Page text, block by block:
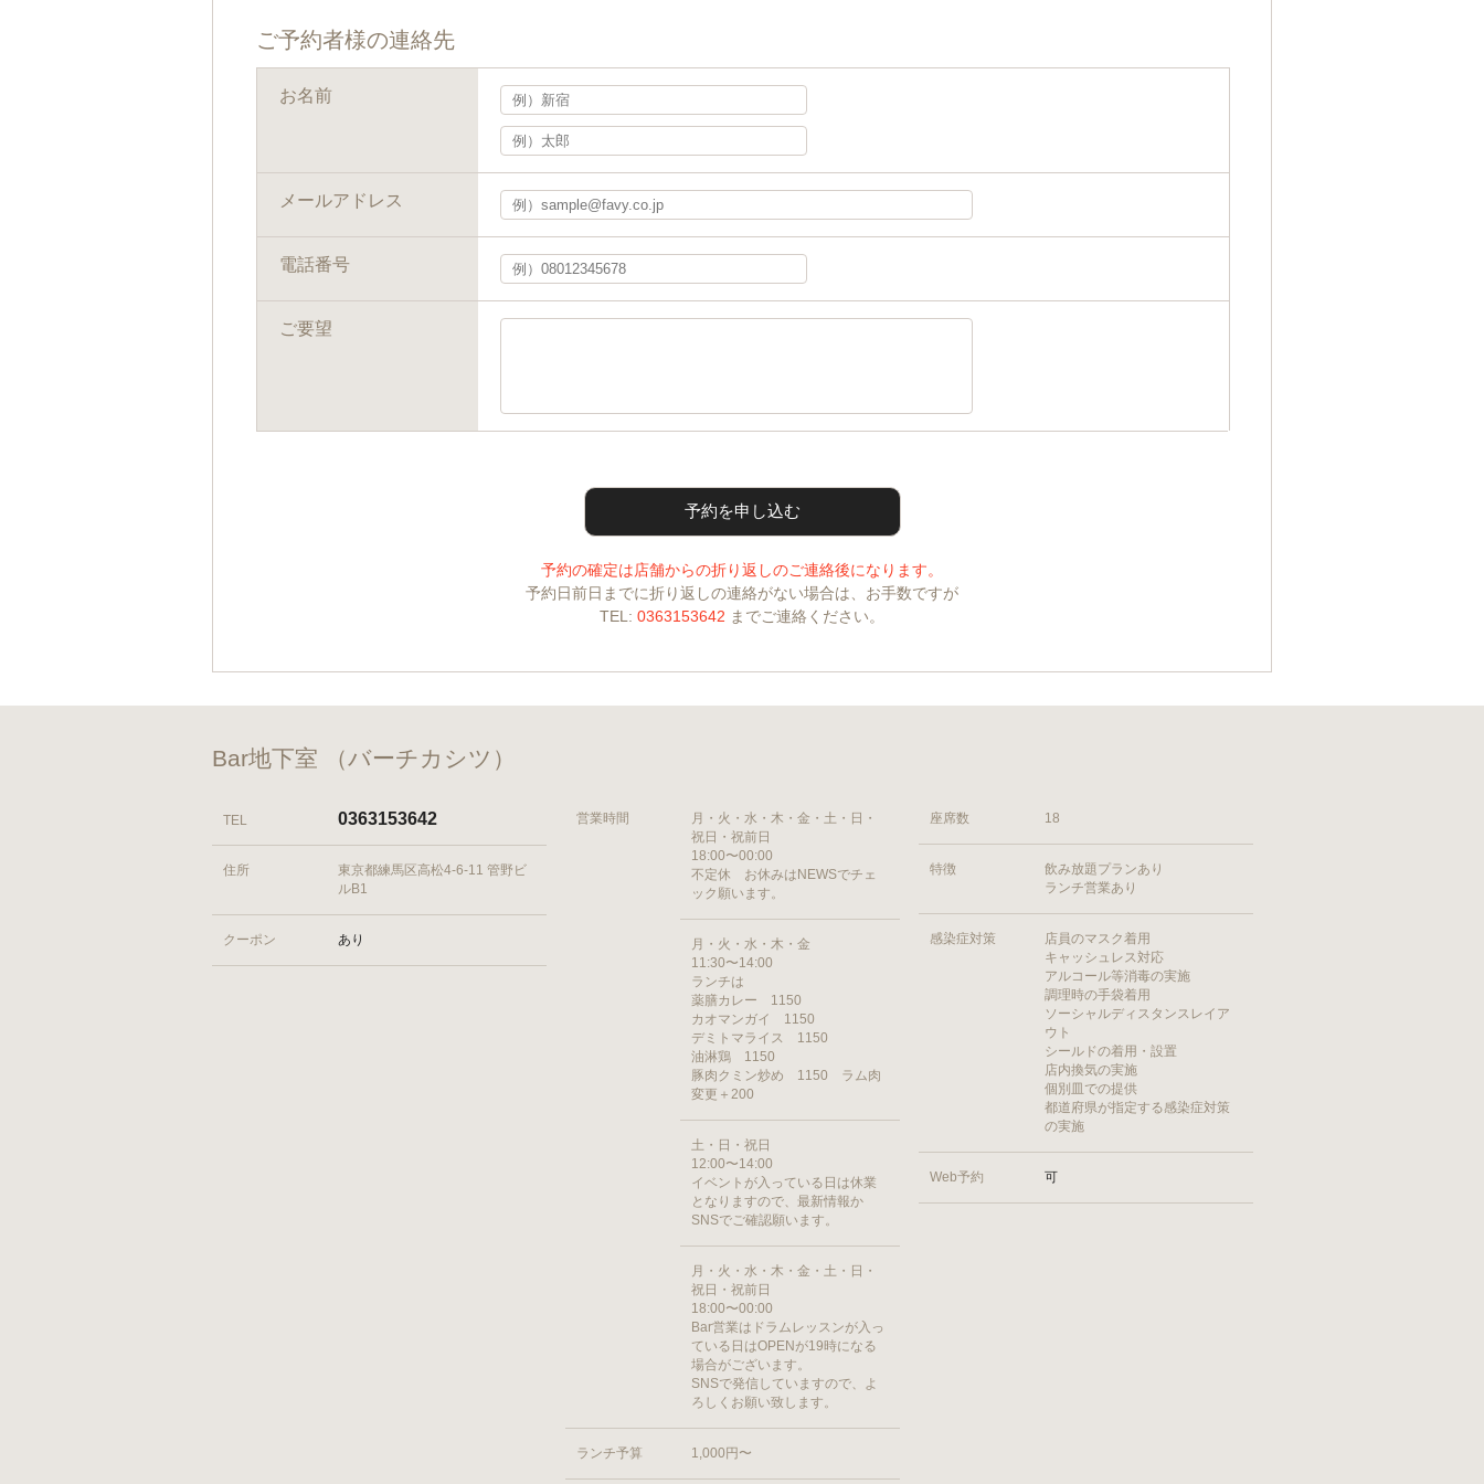
ご予約者様の連絡先
お名前
メールアドレス
電話番号
ご要望
予約の確定は店舗からの折り返しのご連絡後になります。
予約日前日までに折り返しの連絡がない場合は、お手数ですが
TEL: 0363153642 までご連絡ください。
Bar地下室 （バーチカシツ）
TEL 0363153642
住所
東京都練馬区高松4-6-11 管野ビ
ルB1
クーポン あり
営業時間
月・火・水・木・金・土・日・
祝日・祝前日
18:00〜00:00
不定休 お休みはNEWSでチェ
ック願います。
月・火・水・木・金
11:30〜14:00
ランチは
薬膳カレー 1150
カオマンガイ 1150
デミトマライス 1150
油淋鶏 1150
豚肉クミン炒め 1150 ラム肉
変更＋200
土・日・祝日
12:00〜14:00
イベントが入っている日は休業
となりますので、最新情報か
SNSでご確認願います。
月・火・水・木・金・土・日・
祝日・祝前日
18:00〜00:00
Bar営業はドラムレッスンが入っ
ている日はOPENが19時になる
場合がございます。
SNSで発信していますので、よ
ろしくお願い致します。
ランチ予算 1,000円〜
座席数 18
特徴
飲み放題プランあり
ランチ営業あり
感染症対策
店員のマスク着用
キャッシュレス対応
アルコール等消毒の実施
調理時の手袋着用
ソーシャルディスタンスレイア
ウト
シールドの着用・設置
店内換気の実施
個別皿での提供
都道府県が指定する感染症対策
の実施
Web予約 可